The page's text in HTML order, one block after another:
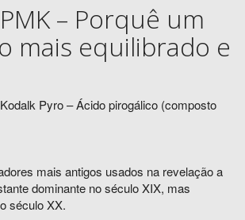
– Porquê um
mais equilibrado e
Pyro – Ácido pirogálico (composto
mais antigos usados na revelação a
dominante no século XIX, mas
século XX.